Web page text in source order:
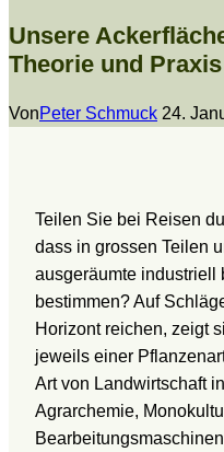
Unsere
Theorie und Praxis
VonPeter Schmuck 24.
Teilen Sie bei Reisen
dass in grossen Teilen
ausgeräumte industriell
bestimmen? Auf
Horizont reichen, zeigt
jeweils einer
Art von Landwirtschaft
Agrarchemie,